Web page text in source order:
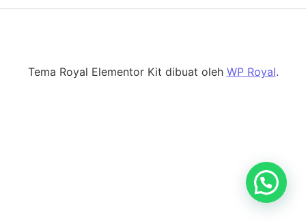
Tema Royal Elementor Kit dibuat oleh WP Royal.